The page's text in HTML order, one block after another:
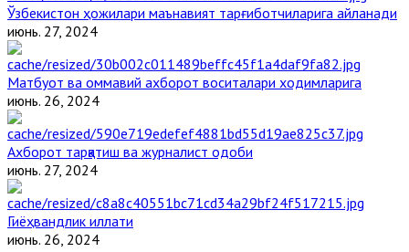
Ўзбекистон ҳожилари маънавият тарғиботчиларига айланади
июнь. 27, 2024
Матбуот ва оммавий ахборот воситалари ходимларига
июнь. 26, 2024
Ахборот тарқатиш ва журналист одоби
июнь. 27, 2024
Гиёҳвандлик иллати
июнь. 26, 2024